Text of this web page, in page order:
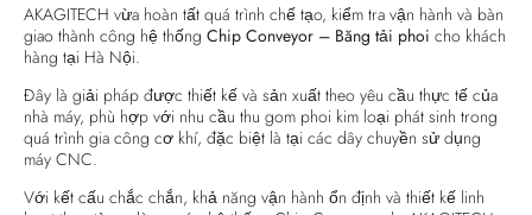
AKAGITECH vừa hoàn tất quá trình chế tạo, kiểm tra vận hành và bàn
giao thành công hệ thống Chip Conveyor – Băng tải phoi cho khách
hàng tại Hà Nội.
Đây là giải pháp được thiết kế và sản xuất theo yêu cầu thực tế của
nhà máy, phù hợp với nhu cầu thu gom phoi kim loại phát sinh trong
quá trình gia công cơ khí, đặc biệt là tại các dây chuyền sử dụng
máy CNC.
Với kết cấu chắc chắn, khả năng vận hành ổn định và thiết kế linh